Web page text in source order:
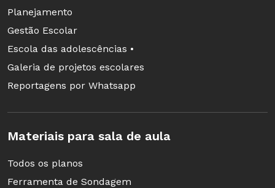
Planejamento
Gestão Escolar
Escola das adolescências •
Galeria de projetos escolares
Reportagens por Whatsapp
Materiais para sala de aula
Todos os planos
Ferramenta de Sondagem